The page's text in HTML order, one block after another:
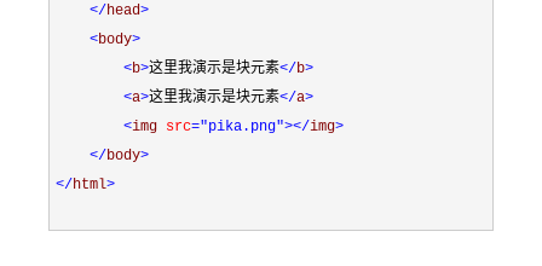
</head>
<body>
<b>这里我演示是块元素</b>
<a>这里我演示是块元素</a>
<img src="pika.png"></img>
</body>
</html>